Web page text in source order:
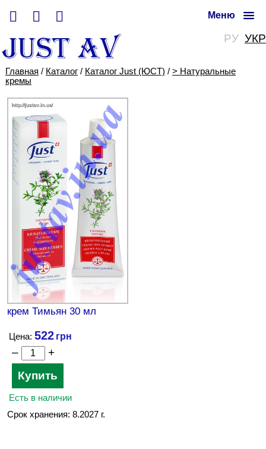
Меню
РУ УКР
Главная / Каталог/ Каталог Just (ЮСТ) / > Натуральные
кремы
крем Тимьян 30 мл
Цена: 522
– +
Есть в наличии
Срок хранения: 8.2027 г.